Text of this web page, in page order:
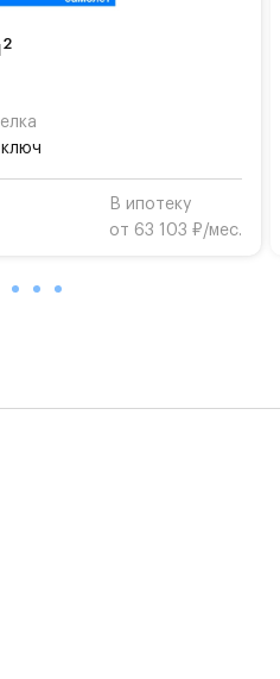
гимназии
озеленённые
въезд
2r1489568#
2
В ипотеку
от 63 103 ₽/мес.